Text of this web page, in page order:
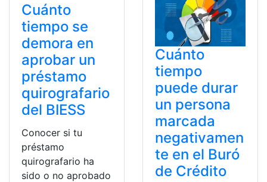
Cuánto
tiempo se
demora en
aprobar un
préstamo
quirografario
del BIESS
Conocer si tu
préstamo
quirografario ha
sido o no aprobado
Cuánto
tiempo
puede durar
un persona
marcada
negativamen
te en el Buró
de Crédito